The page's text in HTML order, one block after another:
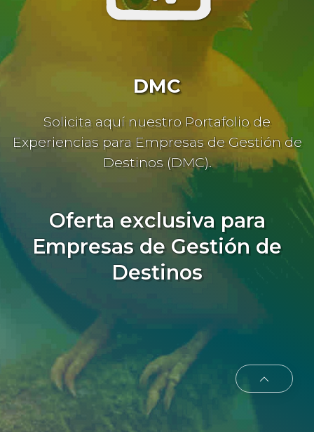
DMC
Solicita aquí nuestro Portafolio de
Experiencias para Empresas de Gestión de
Destinos (DMC).
Oferta exclusiva para
Empresas de Gestión de
Destinos